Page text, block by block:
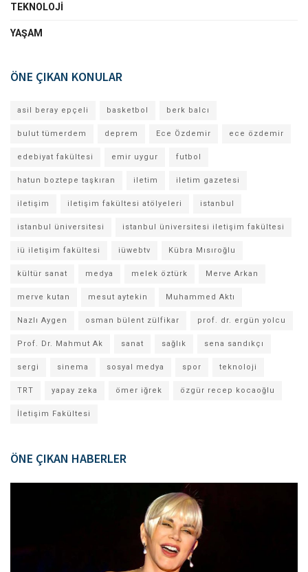
TEKNOLOJI
YAŞAM
ÖNE ÇIKAN KONULAR
asil beray epçeli basketbol berk balcı
bulut tümerdem deprem Ece Özdemir ece özdemir
edebiyat fakültesi emir uygur futbol
hatun boztepe taşkıran iletim iletim gazetesi
iletişim iletişim fakültesi atölyeleri istanbul
istanbul üniversitesi istanbul üniversitesi iletişim fakültesi
iü iletişim fakültesi iüwebtv Kübra Mısıroğlu
kültür sanat medya melek öztürk Merve Arkan
merve kutan mesut aytekin Muhammed Aktı
Nazlı Aygen osman bülent zülfikar prof. dr. ergün yolcu
Prof. Dr. Mahmut Ak sanat sağlık sena sandıkçı
sergi sinema sosyal medya spor teknoloji
TRT yapay zeka ömer iğrek özgür recep kocaoğlu
İletişim Fakültesi
ÖNE ÇIKAN HABERLER